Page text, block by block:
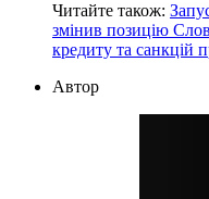
Читайте також:
змінив позицію
кредиту та санкцій
Автор